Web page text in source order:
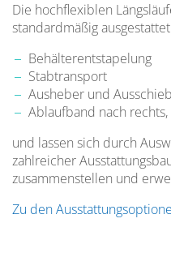
Die hochflexiblen
standardmäßig
Behälterentstapelung
Stabtransport
Ausheber und
Ablaufband nach
und lassen sich durch
zahlreicher
zusammenstellen und
Zu den